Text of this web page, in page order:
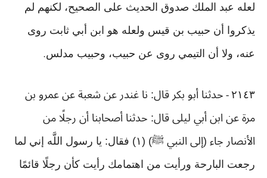
لعله عبد الملك صدوق الحديث على الصحيح، لكنهم لم
يذكروا أن حبيب بن قيس ولعله هو ابن أبي ثابت روى
عنه، ولا أن التيمي روى عن حبيب، وحبيب مدلس.
٢١٤٣ - حدثنا أبو بكر قال: نا غندر عن شعبة عن عمرو بن
مرة عن ابن أبي ليلى قال: حدثنا أصحابنا أن رجلًا من
الأنصار جاء (إلى النبي ﷺ) (١) فقال: يا رسول اللَّه إني لما
رجعت البارحة ورأيت من اهتمامك رأيت كأن رجلًا قائمًا